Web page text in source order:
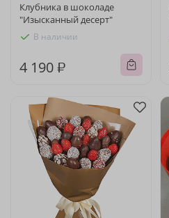
Клубника в шоколаде
"Изысканный десерт"
В наличии
4 190 ₽